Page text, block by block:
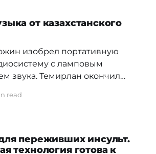
глобализации 2.0"
то наверняка использовали
приложение FeebMe.
приложением, мы собрали
от казахстанского
изобрел портативную
с ламповым
окончил
на родину. Его всегда
что его увлечения в повлияли
изобрел. Система,
талантливым
read
переживших инсульт.
технология готова к